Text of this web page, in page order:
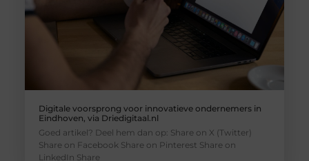
Digitale voorsprong voor innovatieve ondernemers in
Eindhoven, via Driedigitaal.nl
Goed artikel? Deel hem dan op: Share on X (Twitter)
Share on Facebook Share on Pinterest Share on
LinkedIn Share